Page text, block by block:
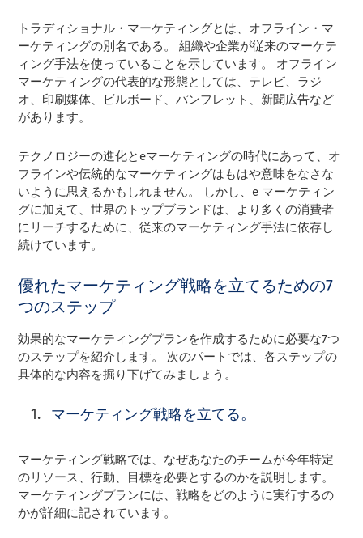
トラディショナル・マーケティングとは、オフライン・マ
ーケティングの別名である。 組織や企業が従来のマーケテ
ィング手法を使っていることを示しています。 オフライン
マーケティングの代表的な形態としては、テレビ、ラジ
オ、印刷媒体、ビルボード、パンフレット、新聞広告など
があります。
テクノロジーの進化とeマーケティングの時代にあって、オ
フラインや伝統的なマーケティングはもはや意味をなさな
いように思えるかもしれません。 しかし、e マーケティン
グに加えて、世界のトップブランドは、より多くの消費者
にリーチするために、従来のマーケティング手法に依存し
続けています。
優れたマーケティング戦略を立てるための7
つのステップ
効果的なマーケティングプランを作成するために必要な7つ
のステップを紹介します。 次のパートでは、各ステップの
具体的な内容を掘り下げてみましょう。
マーケティング戦略を立てる。
マーケティング戦略では、なぜあなたのチームが今年特定
のリソース、行動、目標を必要とするのかを説明します。
マーケティングプランには、戦略をどのように実行するの
かが詳細に記されています。